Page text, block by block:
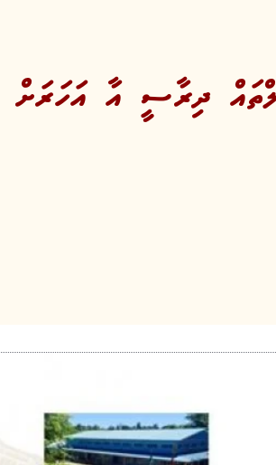
ދިރާސީ އާ އަހަރަށް